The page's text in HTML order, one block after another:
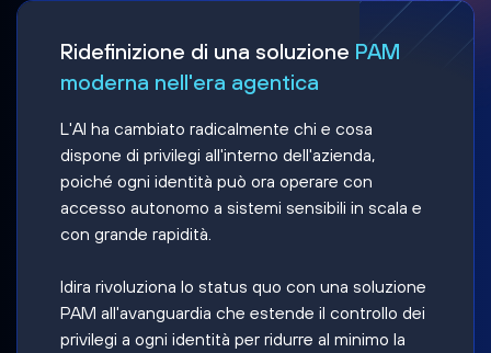
Ridefinizione di una soluzione PAM
moderna nell'era agentica
L'AI ha cambiato radicalmente chi e cosa
dispone di privilegi all'interno dell'azienda,
poiché ogni identità può ora operare con
accesso autonomo a sistemi sensibili in scala e
con grande rapidità.
Idira rivoluziona lo status quo con una soluzione
PAM all'avanguardia che estende il controllo dei
privilegi a ogni identità per ridurre al minimo la